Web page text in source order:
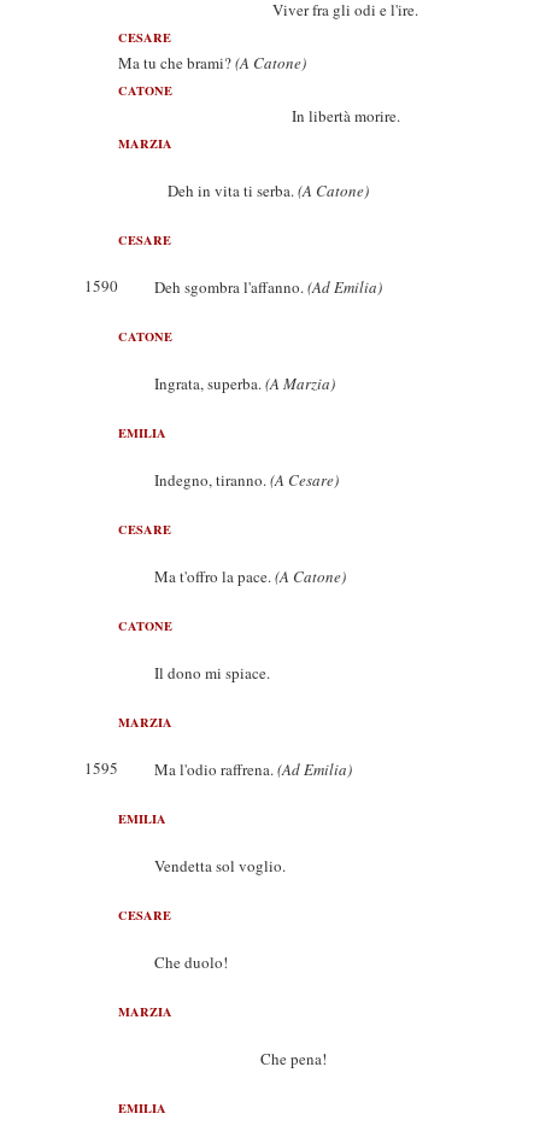
Viver fra gli odi e l'ire.
CESARE
Ma tu che brami?(A Catone)
CATONE
In libertà morire.
MARZIA
Deh in vita ti serba.(A Catone)
CESARE
1590 Deh sgombra l'affanno.(Ad Emilia)
CATONE
Ingrata, superba.(A Marzia)
EMILIA
Indegno, tiranno.(A Cesare)
CESARE
Ma t'offro la pace.(A Catone)
CATONE
Il dono mi spiace.
MARZIA
1595 Ma l'odio raffrena.(Ad Emilia)
EMILIA
Vendetta sol voglio.
CESARE
Che duolo!
MARZIA
Che pena!
EMILIA